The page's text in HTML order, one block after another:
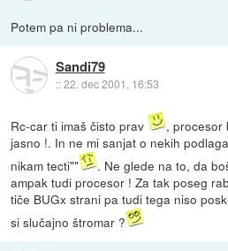
Potem pa ni problema...
Sandi79
::22. dec 2001, 16:53
Rc-car ti imaš čisto prav
, procesor
jasno !. In ne mi sanjat o nekih
nikam tecti""
. Ne glede na to, da
ampak tudi procesor ! Za tak poseg
tiče BUGx strani pa tudi tega niso
si slučajno štromar ?